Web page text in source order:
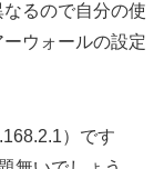
るので自分の使
ウォールの設定
）です